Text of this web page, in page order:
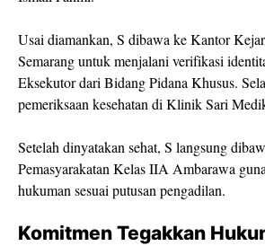
Usai diamankan, S dibawa ke Kantor
Semarang untuk menjalani verifikasi
Eksekutor dari Bidang Pidana Khusus.
pemeriksaan kesehatan di Klinik Sari
Setelah dinyatakan sehat, S langsung
Pemasyarakatan Kelas IIA Ambarawa
hukuman sesuai putusan pengadilan.
Komitmen Tegakkan